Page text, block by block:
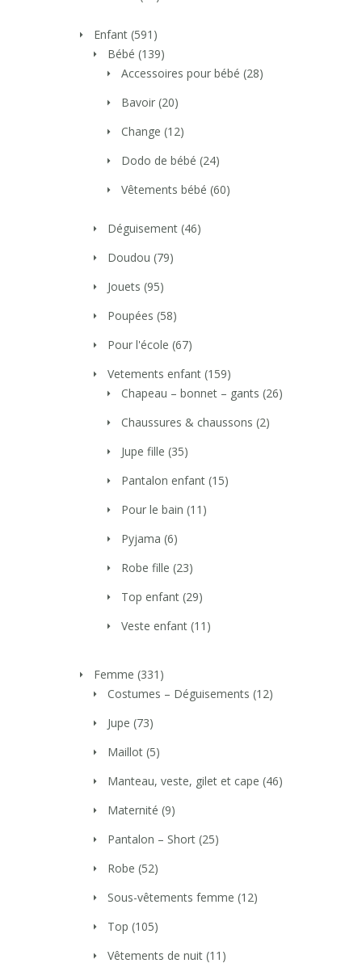
Enfant (591)
Bébé (139)
Accessoires pour bébé (28)
Bavoir (20)
Change (12)
Dodo de bébé (24)
Vêtements bébé (60)
Déguisement (46)
Doudou (79)
Jouets (95)
Poupées (58)
Pour l'école (67)
Vetements enfant (159)
Chapeau – bonnet – gants (26)
Chaussures & chaussons (2)
Jupe fille (35)
Pantalon enfant (15)
Pour le bain (11)
Pyjama (6)
Robe fille (23)
Top enfant (29)
Veste enfant (11)
Femme (331)
Costumes – Déguisements (12)
Jupe (73)
Maillot (5)
Manteau, veste, gilet et cape (46)
Maternité (9)
Pantalon – Short (25)
Robe (52)
Sous-vêtements femme (12)
Top (105)
Vêtements de nuit (11)